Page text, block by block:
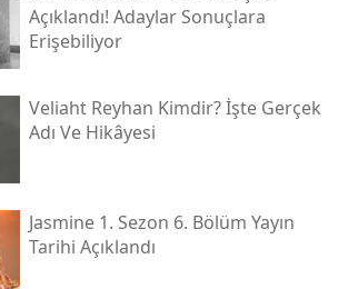
Açıklandı! Adaylar Sonuçlara
Erişebiliyor
Veliaht Reyhan Kimdir? İşte Gerçek
Adı Ve Hikâyesi
Jasmine 1. Sezon 6. Bölüm Yayın
Tarihi Açıklandı